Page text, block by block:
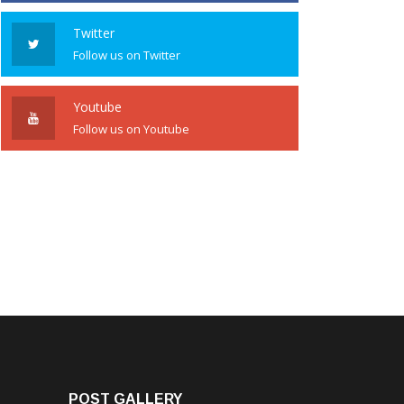
Twitter
Follow us on Twitter
Youtube
Follow us on Youtube
POST GALLERY